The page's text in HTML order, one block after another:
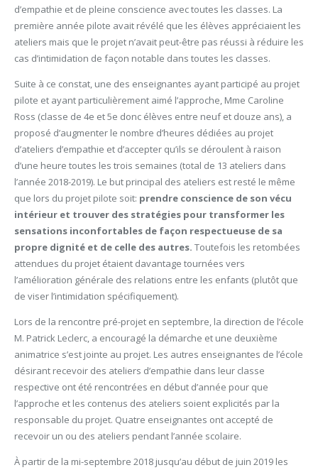
d’empathie et de pleine conscience avec toutes les classes. La
première année pilote avait révélé que les élèves appréciaient les
ateliers mais que le projet n’avait peut-être pas réussi à réduire les
cas d’intimidation de façon notable dans toutes les classes.
Suite à ce constat, une des enseignantes ayant participé au projet
pilote et ayant particulièrement aimé l’approche, Mme Caroline
Ross (classe de 4e et 5e donc élèves entre neuf et douze ans), a
proposé d’augmenter le nombre d’heures dédiées au projet
d’ateliers d’empathie et d’accepter qu’ils se déroulent à raison
d’une heure toutes les trois semaines (total de 13 ateliers dans
l’année 2018-2019). Le but principal des ateliers est resté le même
que lors du projet pilote soit: prendre conscience de son vécu
intérieur et trouver des stratégies pour transformer les
sensations inconfortables de façon respectueuse de sa
propre dignité et de celle des autres. Toutefois les retombées
attendues du projet étaient davantage tournées vers
l’amélioration générale des relations entre les enfants (plutôt que
de viser l’intimidation spécifiquement).
Lors de la rencontre pré-projet en septembre, la direction de l’école
M. Patrick Leclerc, a encouragé la démarche et une deuxième
animatrice s’est jointe au projet. Les autres enseignantes de l’école
désirant recevoir des ateliers d’empathie dans leur classe
respective ont été rencontrées en début d’année pour que
l’approche et les contenus des ateliers soient explicités par la
responsable du projet. Quatre enseignantes ont accepté de
recevoir un ou des ateliers pendant l’année scolaire.
À partir de la mi-septembre 2018 jusqu’au début de juin 2019 les